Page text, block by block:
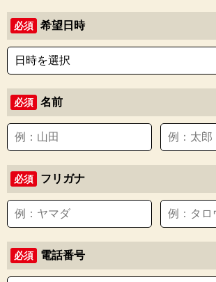
必須 希望日時
必須 名前
必須 フリガナ
必須 電話番号